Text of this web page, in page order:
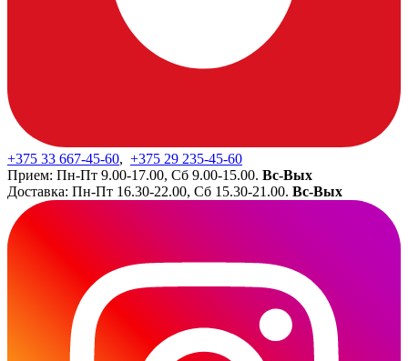
+375 33 667-45-60, +375 29 235-45-60
Прием: Пн-Пт 9.00-17.00, Сб 9.00-15.00. Вс-Вых
Доставка: Пн-Пт 16.30-22.00, Сб 15.30-21.00. Вс-Вых